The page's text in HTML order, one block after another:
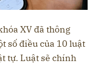
XV đã thông
số điều của 10 luật
tự. Luật sẽ chính